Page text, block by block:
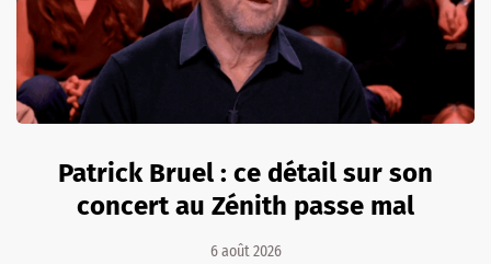
Patrick Bruel : ce détail sur son
concert au Zénith passe mal
6 août 2026